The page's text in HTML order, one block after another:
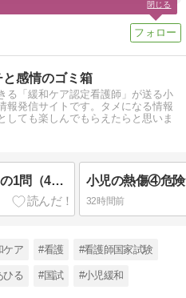
感情のゴミ箱
る「緩和ケア認定看護師」が送る小
報発信サイトです。タメになる情報
しても楽しんでもらえたらと思いま
小児の熱傷⑤家族支援｜今日の1問（4択）
32時間前
ケア #看護 #看護師国家試験
ひる #国試 #小児緩和
閉じる